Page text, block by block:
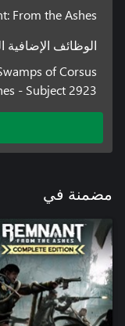
From the Ashes
الوظائف الإضافية
of Corsus
- Subject 2923
مضمنة في